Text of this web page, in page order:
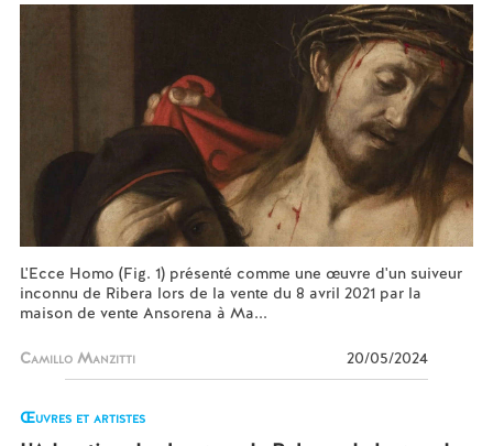
L'Ecce Homo (Fig. 1) présenté comme une œuvre d'un suiveur
inconnu de Ribera lors de la vente du 8 avril 2021 par la
maison de vente Ansorena à Ma...
Camillo Manzitti 20/05/2024
Œuvres et artistes